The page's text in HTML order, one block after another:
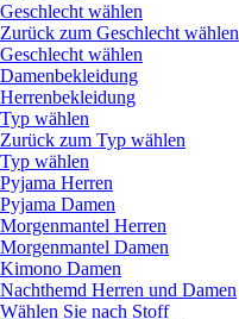
Geschlecht wählen
Zurück zum Geschlecht wählen
Geschlecht wählen
Damenbekleidung
Herrenbekleidung
Typ wählen
Zurück zum Typ wählen
Typ wählen
Pyjama Herren
Pyjama Damen
Morgenmantel Herren
Morgenmantel Damen
Kimono Damen
Nachthemd Herren und Damen
Wählen Sie nach Stoff